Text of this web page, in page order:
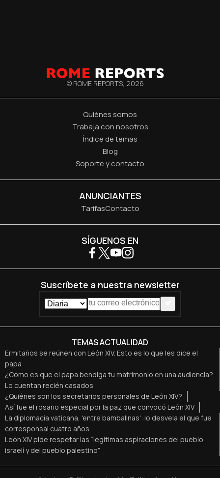
© ROME REPORTS, 2026
Quiénes somos
Trabaja con nosotros
Índice de temas
Blog
Soporte y contacto
ANUNCIANTES
TarifasContacto
TEMAS ACTUALIDAD
Ermitaños se reúnen con León XIV. Esto es lo que les dice el
papa
¿Cómo es que el papa bendiga tu matrimonio en una audiencia?
Lo cuentan recién casados
¿Quiénes son los secretarios personales de León XIV?
Así fue el rosario especial por la paz que convocó León XIV
La diplomacia vaticana, 'entre bambalinas': lo desvela el que fue
corresponsal cuatro años
León XIV pide respetar las “legítimas aspiraciones del pueblo
israelí y del pueblo palestino”
SÍGUENOS EN
Suscríbete a nuestra newsletter